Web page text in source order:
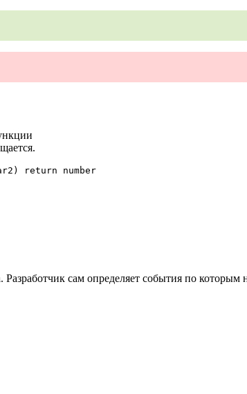
return number
сам определяет события по которым